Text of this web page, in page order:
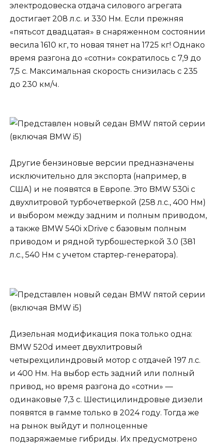
электродовеска отдача силового агрегата
достигает 208 л.с. и 330 Нм. Если прежняя
«пятьсот двадцатая» в снаряженном состоянии
весила 1610 кг, то новая тянет на 1725 кг! Однако
время разгона до «сотни» сократилось с 7,9 до
7,5 с. Максимальная скорость снизилась с 235
до 230 км/ч.
Другие бензиновые версии предназначены
исключительно для экспорта (например, в
США) и не появятся в Европе. Это BMW 530i с
двухлитровой турбочетверкой (258 л.с., 400 Нм)
и выбором между задним и полным приводом,
а также BMW 540i xDrive с базовым полным
приводом и рядной турбошестеркой 3.0 (381
л.с., 540 Нм с учетом стартер-генератора).
Дизельная модификация пока только одна:
BMW 520d имеет двухлитровый
четырехцилиндровый мотор с отдачей 197 л.с.
и 400 Нм. На выбор есть задний или полный
привод, но время разгона до «сотни» —
одинаковые 7,3 с. Шестицилиндровые дизели
появятся в гамме только в 2024 году. Тогда же
на рынок выйдут и полноценные
подзаряжаемые гибриды. Их предусмотрено